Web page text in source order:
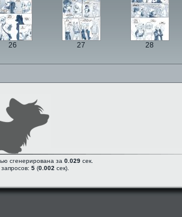
26 27 28
сгенерирована за 0.029 сек.
5 (0.002 сек).